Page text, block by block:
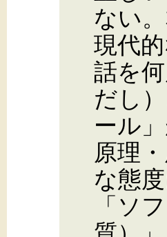
ない
現代
話を
だし
ール
原理
な態
「ソ